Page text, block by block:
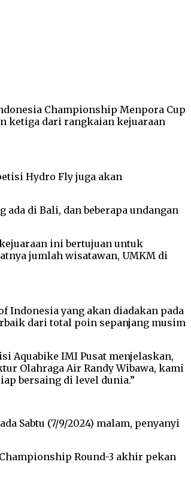
Championship Menpora Cup
ketiga dari rangkaian kejuaraan
Hydro Fly juga akan
di Bali, dan beberapa undangan
ini bertujuan untuk
jumlah wisatawan, UMKM di
Indonesia yang akan diadakan pada
dari total poin sepanjang musim
Aquabike IMI Pusat menjelaskan,
Olahraga Air Randy Wibawa, kami
bersaing di level dunia.”
Sabtu (7/9/2024) malam, penyanyi
Round-3 akhir pekan